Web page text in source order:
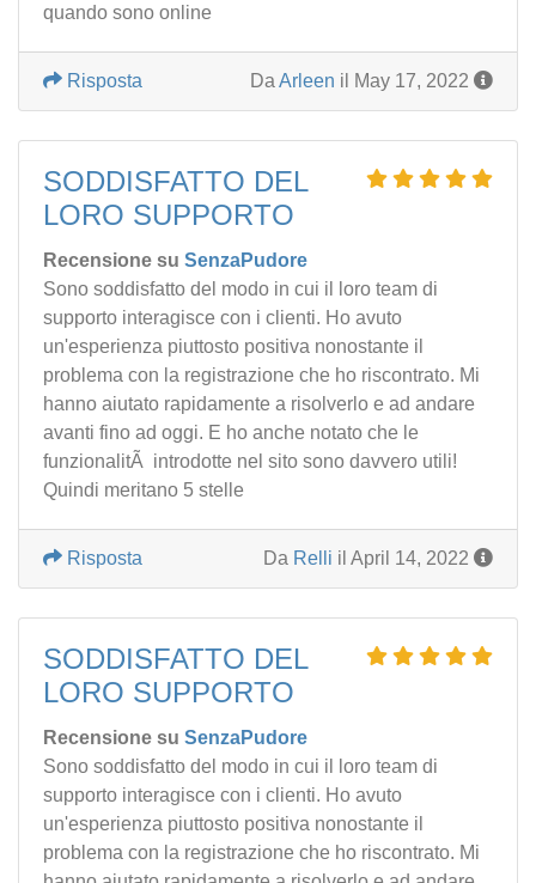
quando sono online
Da Arleen il May 17, 2022
Risposta
SODDISFATTO DEL
LORO SUPPORTO
Recensione su SenzaPudore
Sono soddisfatto del modo in cui il loro team di
supporto interagisce con i clienti. Ho avuto
un'esperienza piuttosto positiva nonostante il
problema con la registrazione che ho riscontrato. Mi
hanno aiutato rapidamente a risolverlo e ad andare
avanti fino ad oggi. E ho anche notato che le
funzionalitÃ introdotte nel sito sono davvero utili!
Quindi meritano 5 stelle
Da Relli il April 14, 2022
Risposta
SODDISFATTO DEL
LORO SUPPORTO
Recensione su SenzaPudore
Sono soddisfatto del modo in cui il loro team di
supporto interagisce con i clienti. Ho avuto
un'esperienza piuttosto positiva nonostante il
problema con la registrazione che ho riscontrato. Mi